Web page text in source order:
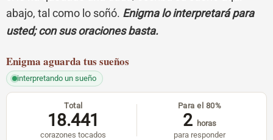
abajo, tal como lo soñó. Enigma lo interpretará para
usted; con sus oraciones basta.
Enigma aguarda tus sueños
interpretando un sueño
Total
18.441
corazones tocados
Para el 80%
2 horas
para responder